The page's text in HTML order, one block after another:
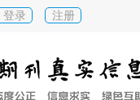
登录 注册